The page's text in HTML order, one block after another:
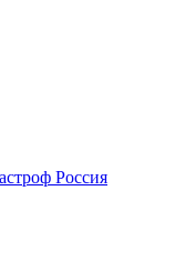
Россия